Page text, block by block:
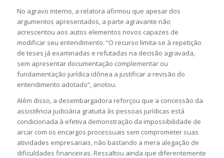
No agravo interno, a relatora afirmou que apesar dos
argumentos apresentados, a parte agravante não
acrescentou aos autos elementos novos capazes de
modificar seu entendimento. “O recurso limita-se à repetição
de teses já examinadas e refutadas na decisão agravada,
sem apresentar documentação complementar ou
fundamentação jurídica idônea a justificar a revisão do
entendimento adotado”, anotou.
Além disso, a desembargadora reforçou que a concessão da
assistência judiciária gratuita às pessoas jurídicas está
condicionada à efetiva demonstração da impossibilidade de
arcar com os encargos processuais sem comprometer suas
atividades empresariais, não bastando a mera alegação de
dificuldades financeiras. Ressaltou ainda que diferentemente